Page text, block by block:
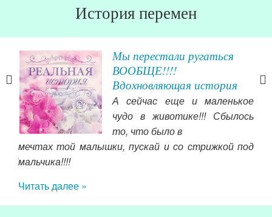
История перемен
Мы перестали ругаться
ВООБЩЕ!!!!
Вдохновляющая история
А сейчас еще и маленькое
чудо в животике!!! Сбылось
то, что было в
мечтах той малышки, пускай и со стрижкой под
мальчика!!!!
Читать далее »
за